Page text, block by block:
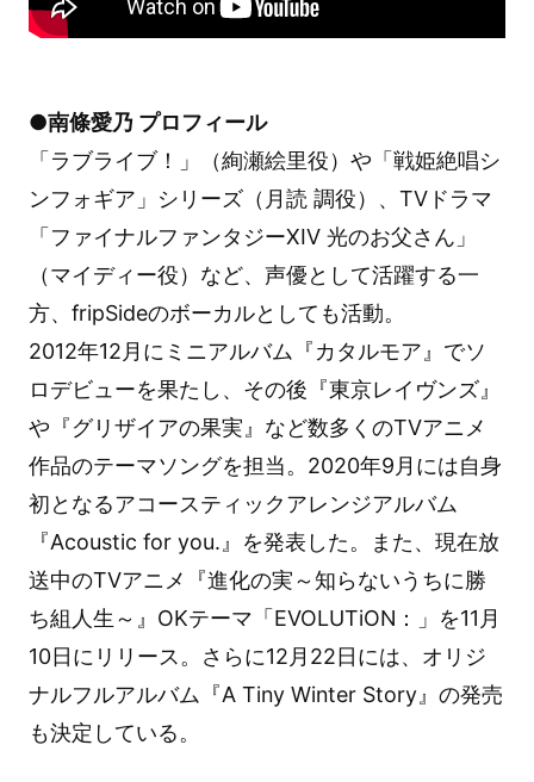
●南條愛乃 プロフィール
「ラブライブ！」（絢瀬絵里役）や「戦姫絶唱シ
ンフォギア」シリーズ（月読 調役）、TVドラマ
「ファイナルファンタジーXIV 光のお父さん」
（マイディー役）など、声優として活躍する一
方、fripSideのボーカルとしても活動。
2012年12月にミニアルバム『カタルモア』でソ
ロデビューを果たし、その後『東京レイヴンズ』
や『グリザイアの果実』など数多くのTVアニメ
作品のテーマソングを担当。2020年9月には自身
初となるアコースティックアレンジアルバム
『Acoustic for you.』を発表した。また、現在放
送中のTVアニメ『進化の実～知らないうちに勝
ち組人生～』OKテーマ「EVOLUTiON：」を11月
10日にリリース。さらに12月22日には、オリジ
ナルフルアルバム『A Tiny Winter Story』の発売
も決定している。